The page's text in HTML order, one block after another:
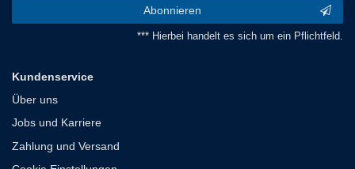
Abonnieren
*** Hierbei handelt es sich um ein Pflichtfeld.
Kundenservice
Über uns
Jobs und Karriere
Zahlung und Versand